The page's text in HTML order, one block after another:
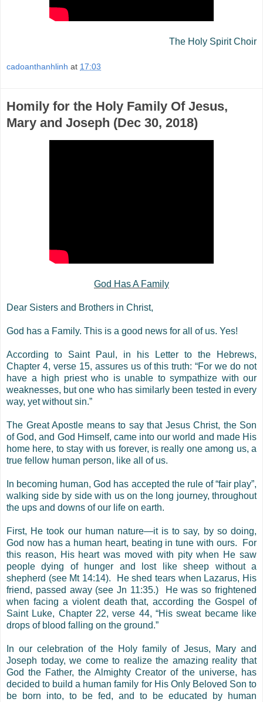
The Holy Spirit Choir
cadoanthanhlinh at 17:03
Homily for the Holy Family Of Jesus,
Mary and Joseph (Dec 30, 2018)
God Has A Family
Dear Sisters and Brothers in Christ,
God has a Family. This is a good news for all of us. Yes!
According to Saint Paul, in his Letter to the Hebrews,
Chapter 4, verse 15, assures us of this truth: “For we do not
have a high priest who is unable to sympathize with our
weaknesses, but one who has similarly been tested in every
way, yet without sin.”
The Great Apostle means to say that Jesus Christ, the Son
of God, and God Himself, came into our world and made His
home here, to stay with us forever, is really one among us, a
true fellow human person, like all of us.
In becoming human, God has accepted the rule of “fair play”,
walking side by side with us on the long journey, throughout
the ups and downs of our life on earth.
First, He took our human nature—it is to say, by so doing,
God now has a human heart, beating in tune with ours.
For
this reason, His heart was moved with pity when He saw
people dying of hunger and lost like sheep without a
shepherd (see Mt 14:14).
He shed tears when Lazarus, His
friend, passed away (see Jn 11:35.)
He was so frightened
when facing a violent death that, according the Gospel of
Saint Luke, Chapter 22, verse 44, “His sweat became like
drops of blood falling on the ground.”
In our celebration of the Holy family of Jesus, Mary and
Joseph today, we come to realize the amazing reality that
God the Father, the Almighty Creator of the universe, has
decided to build a human family for His Only Beloved Son to
be born into, to be fed, and to be educated by human